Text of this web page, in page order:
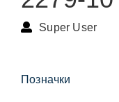
Super User
Позначки